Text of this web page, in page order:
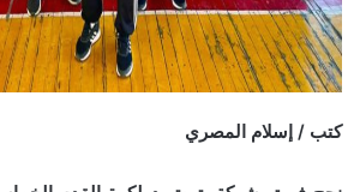
كتب / إسلام المصري